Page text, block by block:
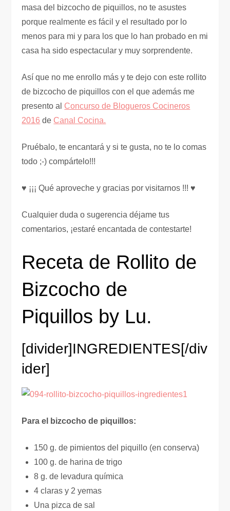
masa del bizcocho de piquillos, no te asustes
porque realmente es fácil y el resultado por lo
menos para mi y para los que lo han probado en mi
casa ha sido espectacular y muy sorprendente.
Así que no me enrollo más y te dejo con este rollito
de bizcocho de piquillos con el que además me
presento al Concurso de Blogueros Cocineros
2016 de Canal Cocina.
Pruébalo, te encantará y si te gusta, no te lo comas
todo ;-) compártelo!!!
♥ ¡¡¡ Qué aproveche y gracias por visitarnos !!! ♥
Cualquier duda o sugerencia déjame tus
comentarios, ¡estaré encantada de contestarte!
Receta de Rollito de
Bizcocho de
Piquillos by Lu.
[divider]INGREDIENTES[/div
ider]
Para el bizcocho de piquillos:
150 g. de pimientos del piquillo (en conserva)
100 g. de harina de trigo
8 g. de levadura química
4 claras y 2 yemas
Una pizca de sal